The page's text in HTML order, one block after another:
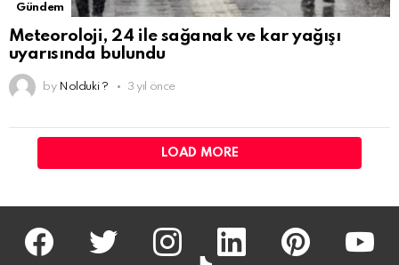
Gündem
Meteoroloji, 24 ile sağanak ve kar yağışı
uyarısında bulundu
by Nolduki ? 3 yıl önce
LOAD MORE
facebook twitter İnstagram linkedin pinterest
tiktok